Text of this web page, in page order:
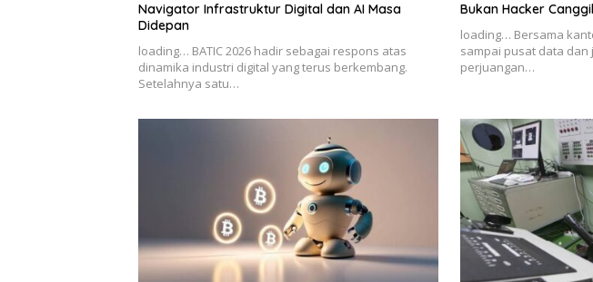
Navigator Infrastruktur Digital dan AI Masa
Didepan
loading… BATIC 2026 hadir sebagai respons atas
dinamika industri digital yang terus berkembang.
Setelahnya satu…
Bukan Hacker
loading… Bersama
sampai pusat data dan
perjuangan…